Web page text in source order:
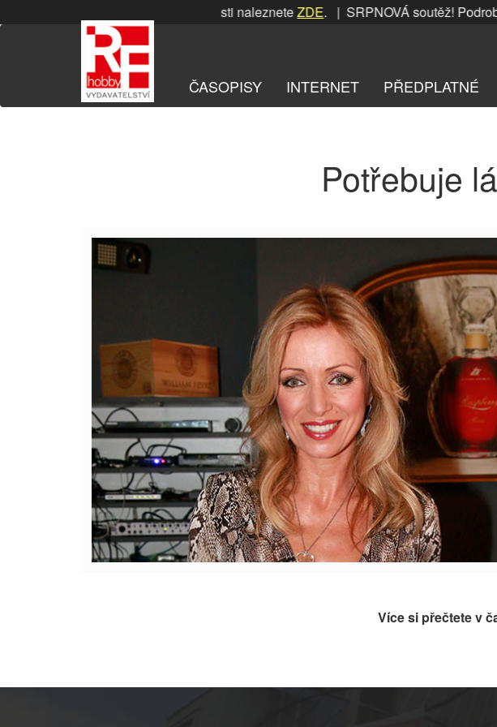
na
SRPNOVÁ soutěž! Podrobnosti nalezneteZDE. | SRPNOVÁ soutěž!
ČASOPISY INTERNET PŘEDPLATNÉ
Potřebuje
Více si přečtete v